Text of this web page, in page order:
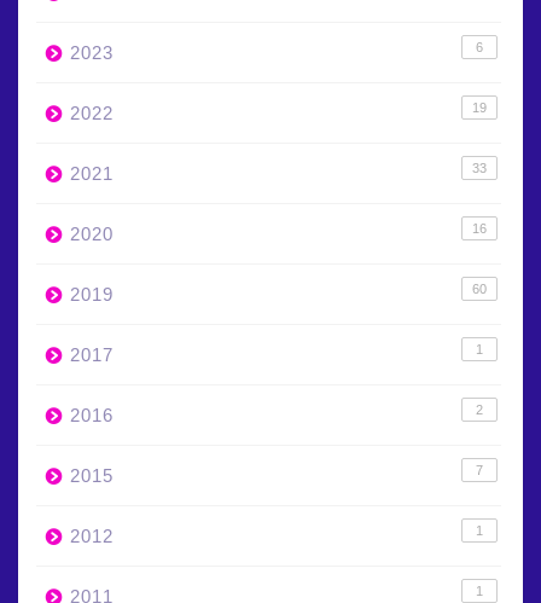
2023 6
2022 19
2021 33
2020 16
2019 60
2017 1
2016 2
2015 7
2012 1
2011 1